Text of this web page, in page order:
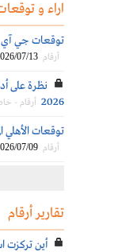
اراء و
توقعات جي آي بي
أرقام 07/13
نظرة على
2026 أرقام -
توقعات الأهلي
أرقام 07/09
تقارير أرقام
أين تركزت